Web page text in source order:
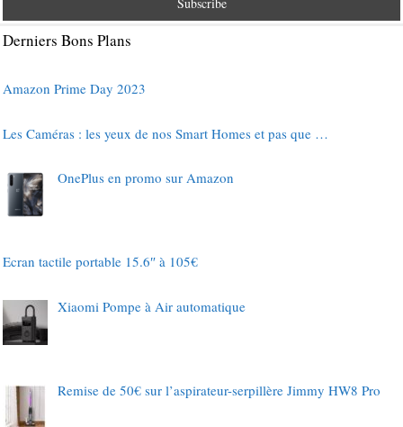
Derniers Bons Plans
Amazon Prime Day 2023
Les Caméras : les yeux de nos Smart Homes et pas que …
OnePlus en promo sur Amazon
Ecran tactile portable 15.6″ à 105€
Xiaomi Pompe à Air automatique
Remise de 50€ sur l’aspirateur-serpillère Jimmy HW8 Pro